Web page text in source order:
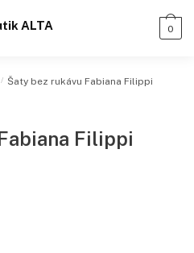
0
/ Šaty bez rukávu Fabiana Filippi
Filippi